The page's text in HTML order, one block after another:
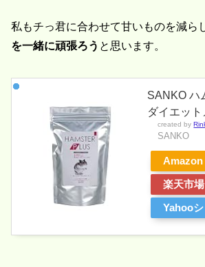
私もチっ君に合わせて甘いものを減ら
を一緒に頑張ろう と思います。
SANKO ハ
ダイエッ
created by
SANKO
Amazon
楽天市場
Yahoo